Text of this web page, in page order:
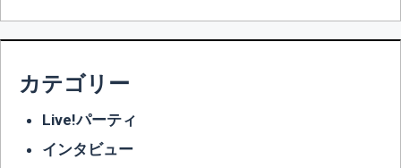
カテゴリー
Live!パーティ
インタビュー